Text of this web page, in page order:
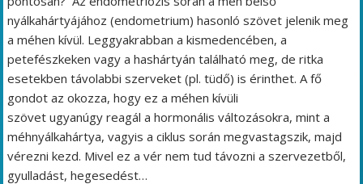
nyálkahártyájához (endometrium) hasonló szövet jelenik meg
a méhen kívül. Leggyakrabban a kismedencében, a
petefészkeken vagy a hashártyán található meg, de ritka
esetekben távolabbi szerveket (pl. tüdő) is érinthet. A fő
gondot az okozza, hogy ez a méhen kívüli
szövet ugyanúgy reagál a hormonális változásokra, mint a
méhnyálkahártya, vagyis a ciklus során megvastagszik, majd
vérezni kezd. Mivel ez a vér nem tud távozni a szervezetből,
gyulladást, hegesedést…